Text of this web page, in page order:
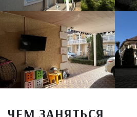
ЧЕМ ЗАНЯТЬСЯ